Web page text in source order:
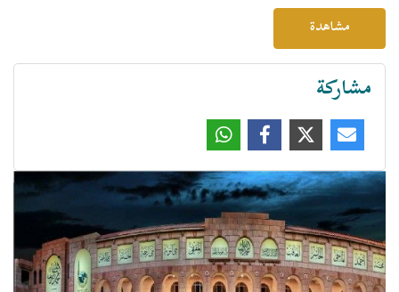
مشاهدة
مشاركة